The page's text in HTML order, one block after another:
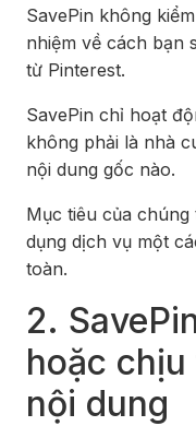
SavePin không
nhiệm về cách bạn
từ Pinterest.
SavePin chỉ hoạt
không phải là nhà
nội dung gốc nào.
Mục tiêu của
dụng dịch vụ một
toàn.
2.
hoặc
nội dung